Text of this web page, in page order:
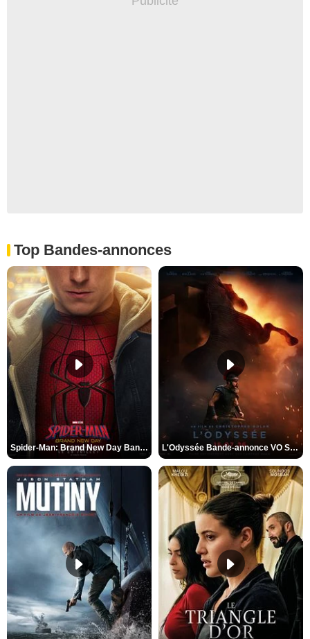
Top Bandes-annonces
Spider-Man: Brand New Day Bande-annonce VO STFR L'Odyssée Bande-annonce VO STFR